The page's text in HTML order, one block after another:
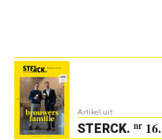
Artikel uit:
STERCK. nr16.